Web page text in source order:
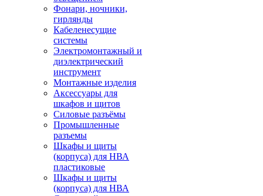
Фонари, ночники,
гирлянды
Кабеленесущие
системы
Электромонтажный и
диэлектрический
инструмент
Монтажные изделия
Аксессуары для
шкафов и щитов
Силовые разъёмы
Промышленные
разъемы
Шкафы и щиты
(корпуса) для НВА
пластиковые
Шкафы и щиты
(корпуса) для НВА